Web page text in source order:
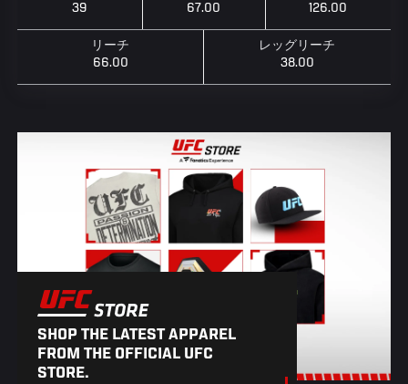
39 67.00 126.00
リーチ
66.00
レッグリーチ
38.00
SHOP THE LATEST APPAREL
FROM THE OFFICIAL UFC
STORE.